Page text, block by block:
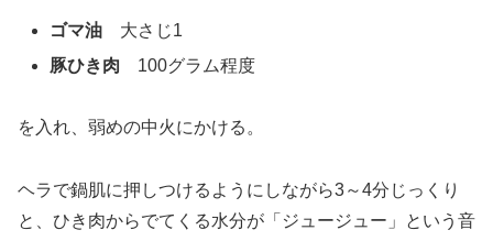
ゴマ油 大さじ1
豚ひき肉 100グラム程度
を入れ、弱めの中火にかける。
ヘラで鍋肌に押しつけるようにしながら3～4分じっくり
と、ひき肉からでてくる水分が「ジュージュー」という音